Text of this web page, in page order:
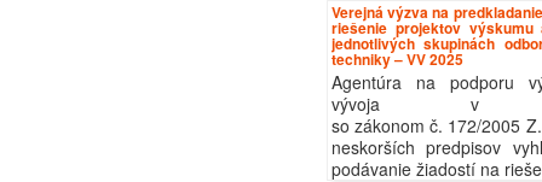
Verejná výzva na
riešenie projektov
jednotlivých skupinách
techniky – VV 2025
Agentúra na podporu
vývoja v
so zákonom č. 172/2005
neskorších predpisov
podávanie žiadostí na